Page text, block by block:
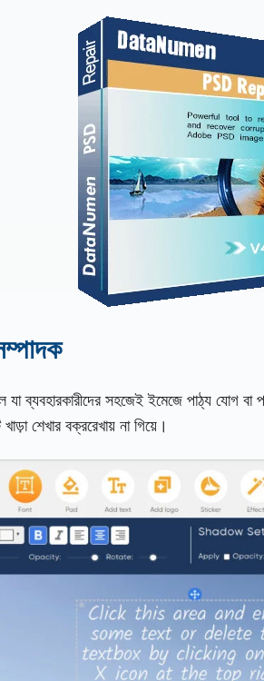
সহজেই ইমেজে পাঠ্য যোগ বা
শেখার বক্ররেখায় না গিয়ে।